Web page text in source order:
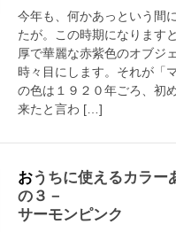
今年も、何かあっという間
たが。この時期になります
厚で華麗な赤紫色のオブジ
時々目にします。それが「
の色は１９２０年ごろ、初
来たと言わ […]
おうちに使えるカラーあれこれ －そ
の３－
サーモンピンク